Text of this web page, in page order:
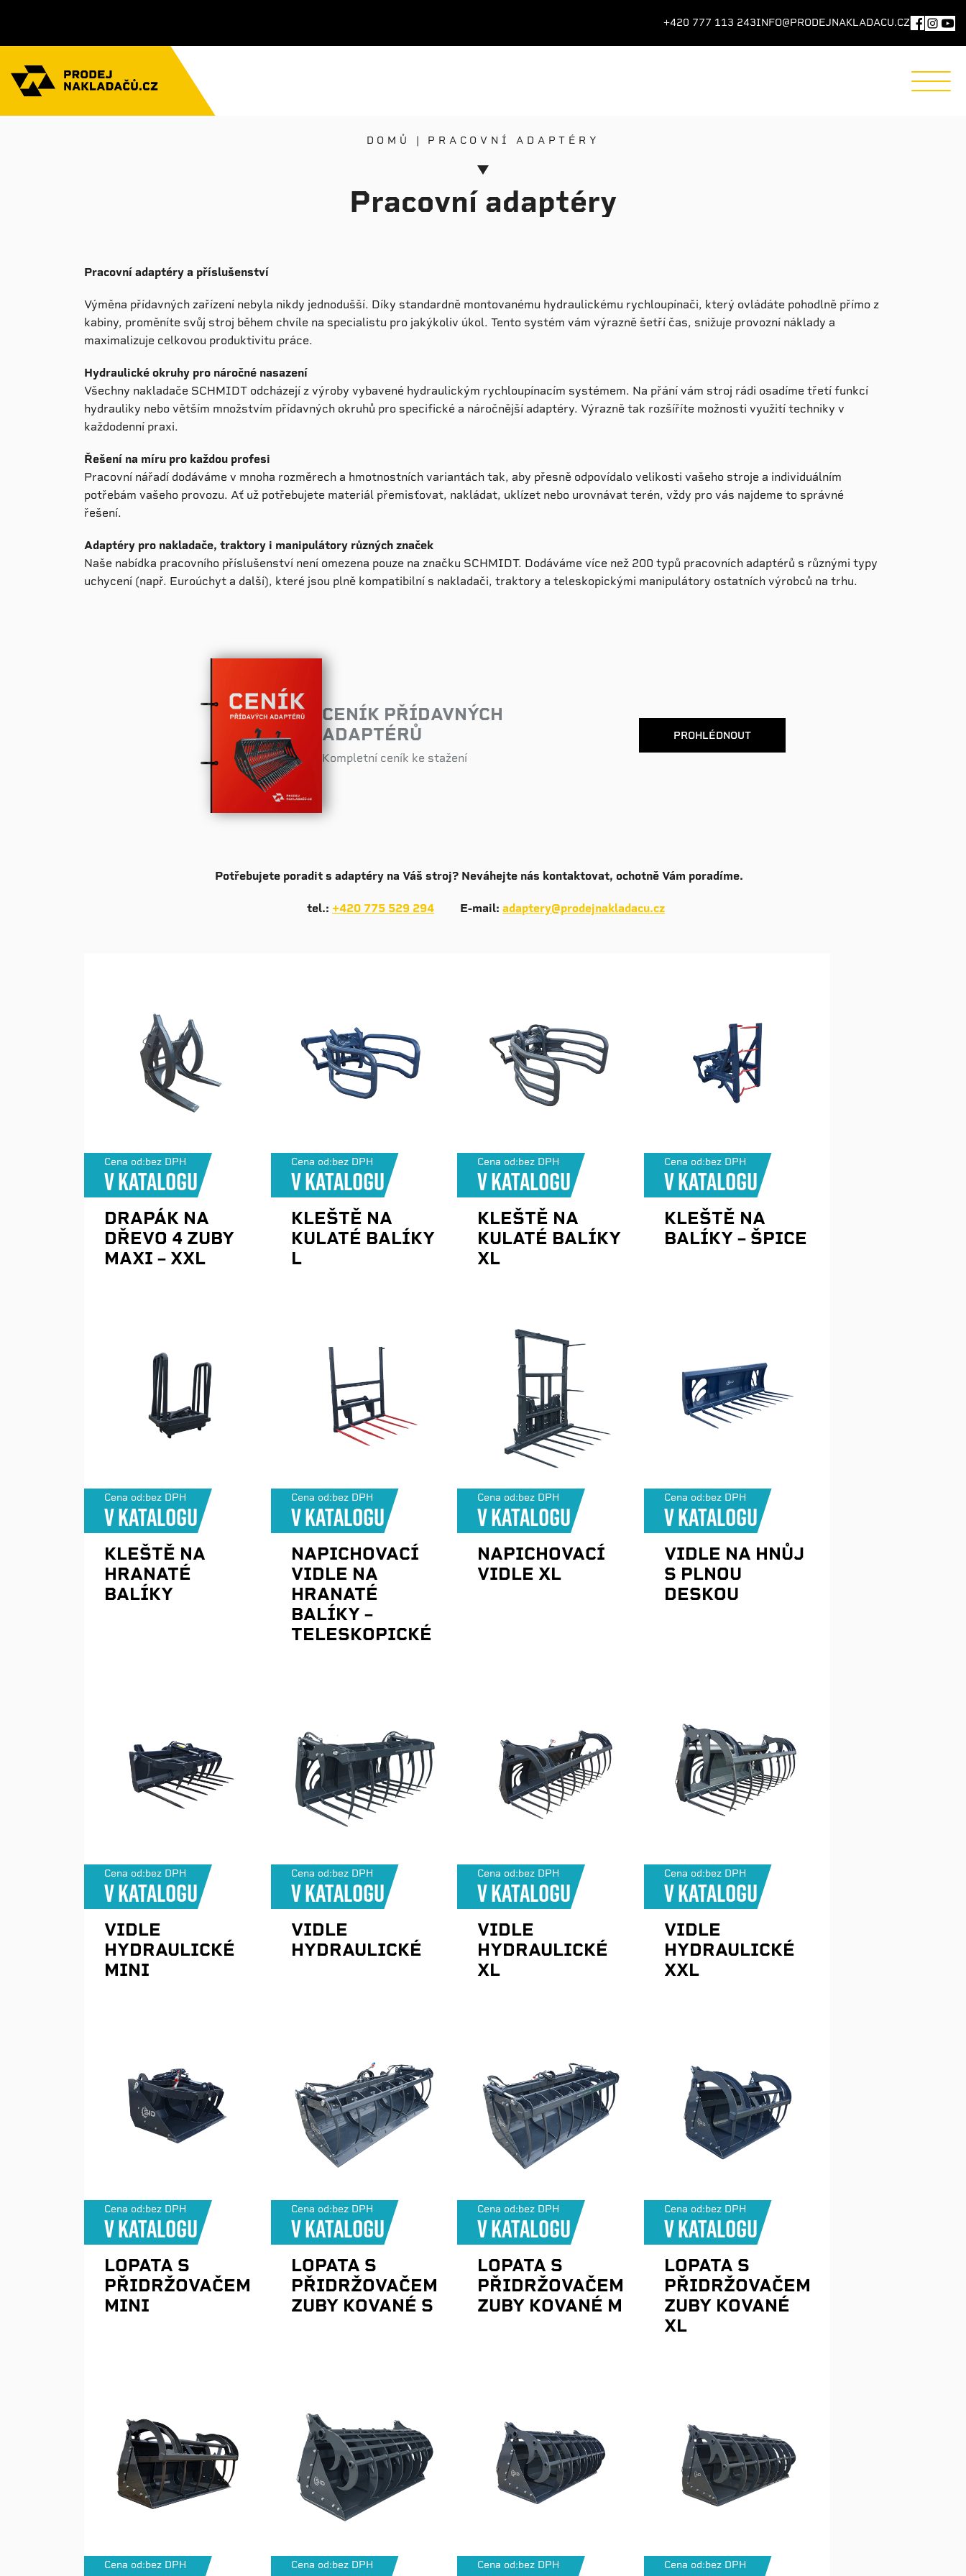
+420 777 113 243INFO@PRODEJNAKLADACU.CZ
DOMŮ PRACOVNÍ ADAPTÉRY
Pracovní adaptéry
Pracovní adaptéry a příslušenství
Výměna přídavných zařízení nebyla nikdy jednodušší. Díky standardně montovanému hydraulickému rychloupínači, který ovládáte pohodlně přímo z
kabiny, proměníte svůj stroj během chvíle na specialistu pro jakýkoliv úkol. Tento systém vám výrazně šetří čas, snižuje provozní náklady a
maximalizuje celkovou produktivitu práce.
Hydraulické okruhy pro náročné nasazení
Všechny nakladače SCHMIDT odcházejí z výroby vybavené hydraulickým rychloupínacím systémem. Na přání vám stroj rádi osadíme třetí funkcí
hydrauliky nebo větším množstvím přídavných okruhů pro specifické a náročnější adaptéry. Výrazně tak rozšíříte možnosti využití techniky v
každodenní praxi.
Řešení na míru pro každou profesi
Pracovní nářadí dodáváme v mnoha rozměrech a hmotnostních variantách tak, aby přesně odpovídalo velikosti vašeho stroje a individuálním
potřebám vašeho provozu. Ať už potřebujete materiál přemisťovat, nakládat, uklízet nebo urovnávat terén, vždy pro vás najdeme to správné
řešení.
Adaptéry pro nakladače, traktory i manipulátory různých značek
Naše nabídka pracovního příslušenství není omezena pouze na značku SCHMIDT. Dodáváme více než 200 typů pracovních adaptérů s různými typy
uchycení (např. Euroúchyt a další), které jsou plně kompatibilní s nakladači, traktory a teleskopickými manipulátory ostatních výrobců na trhu.
CENÍK PŘÍDAVNÝCH
ADAPTÉRŮ
Kompletní ceník ke stažení
PROHLÉDNOUT
Potřebujete poradit s adaptéry na Váš stroj? Neváhejte nás kontaktovat, ochotně Vám poradíme.
tel.: +420 775 529 294 E-mail: adaptery@prodejnakladacu.cz
Cena od:bez DPH
V katalogu
DRAPÁK NA
DŘEVO 4 ZUBY
MAXI – XXL
Cena od:bez DPH
V katalogu
KLEŠTĚ NA
KULATÉ BALÍKY
L
Cena od:bez DPH
V katalogu
KLEŠTĚ NA
KULATÉ BALÍKY
XL
Cena od:bez DPH
V katalogu
KLEŠTĚ NA
BALÍKY – ŠPICE
Cena od:bez DPH
V katalogu
KLEŠTĚ NA
HRANATÉ
BALÍKY
Cena od:bez DPH
V katalogu
NAPICHOVACÍ
VIDLE NA
HRANATÉ
BALÍKY –
TELESKOPICKÉ
Cena od:bez DPH
V katalogu
NAPICHOVACÍ
VIDLE XL
Cena od:bez DPH
V katalogu
VIDLE NA HNŮJ
S PLNOU
DESKOU
Cena od:bez DPH
V katalogu
VIDLE
HYDRAULICKÉ
MINI
Cena od:bez DPH
V katalogu
VIDLE
HYDRAULICKÉ
Cena od:bez DPH
V katalogu
VIDLE
HYDRAULICKÉ
XL
Cena od:bez DPH
V katalogu
VIDLE
HYDRAULICKÉ
XXL
Cena od:bez DPH
V katalogu
LOPATA S
PŘIDRŽOVAČEM
MINI
Cena od:bez DPH
V katalogu
LOPATA S
PŘIDRŽOVAČEM
ZUBY KOVANÉ S
Cena od:bez DPH
V katalogu
LOPATA S
PŘIDRŽOVAČEM
ZUBY KOVANÉ M
Cena od:bez DPH
V katalogu
LOPATA S
PŘIDRŽOVAČEM
ZUBY KOVANÉ
XL
Cena od:bez DPH Cena od:bez DPH Cena od:bez DPH Cena od:bez DPH